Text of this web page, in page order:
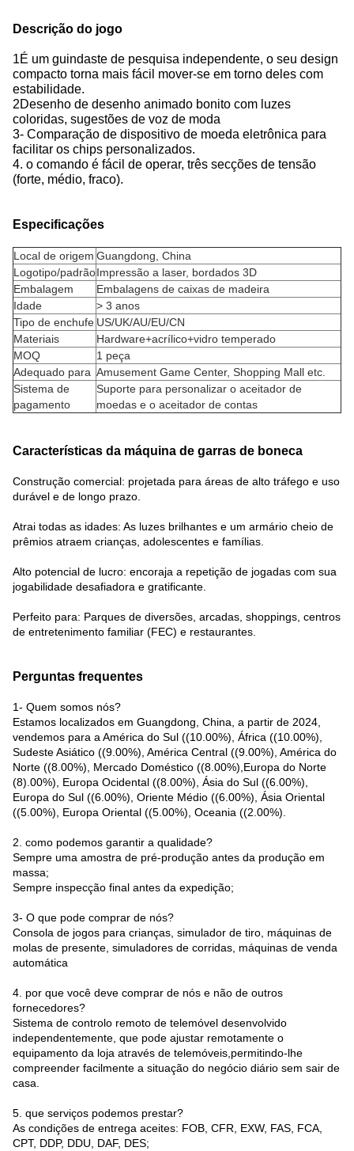
Descrição do jogo
1É um guindaste de pesquisa independente, o seu design
compacto torna mais fácil mover-se em torno deles com
estabilidade.
2Desenho de desenho animado bonito com luzes
coloridas, sugestões de voz de moda
3- Comparação de dispositivo de moeda eletrônica para
facilitar os chips personalizados.
4. o comando é fácil de operar, três secções de tensão
(forte, médio, fraco).
Especificações
Local de origem Guangdong, China
Logotipo/padrãoImpressão a laser, bordados 3D
Embalagem
Embalagens de caixas de madeira
Idade
> 3 anos
Tipo de enchufe US/UK/AU/EU/CN
Materiais
Hardware+acrílico+vidro temperado
MOQ
1 peça
Adequado para Amusement Game Center, Shopping Mall etc.
Sistema de
pagamento
Suporte para personalizar o aceitador de
moedas e o aceitador de contas
Características da máquina de garras de boneca
Construção comercial: projetada para áreas de alto tráfego e uso
durável e de longo prazo.
Atrai todas as idades: As luzes brilhantes e um armário cheio de
prêmios atraem crianças, adolescentes e famílias.
Alto potencial de lucro: encoraja a repetição de jogadas com sua
jogabilidade desafiadora e gratificante.
Perfeito para: Parques de diversões, arcadas, shoppings, centros
de entretenimento familiar (FEC) e restaurantes.
Perguntas frequentes
1- Quem somos nós?
Estamos localizados em Guangdong, China, a partir de 2024,
vendemos para a América do Sul ((10.00%), África ((10.00%),
Sudeste Asiático ((9.00%), América Central ((9.00%), América do
Norte ((8.00%), Mercado Doméstico ((8.00%),Europa do Norte
(8).00%), Europa Ocidental ((8.00%), Ásia do Sul ((6.00%),
Europa do Sul ((6.00%), Oriente Médio ((6.00%), Ásia Oriental
((5.00%), Europa Oriental ((5.00%), Oceania ((2.00%).
2. como podemos garantir a qualidade?
Sempre uma amostra de pré-produção antes da produção em
massa;
Sempre inspecção final antes da expedição;
3- O que pode comprar de nós?
Consola de jogos para crianças, simulador de tiro, máquinas de
molas de presente, simuladores de corridas, máquinas de venda
automática
4. por que você deve comprar de nós e não de outros
fornecedores?
Sistema de controlo remoto de telemóvel desenvolvido
independentemente, que pode ajustar remotamente o
equipamento da loja através de telemóveis,permitindo-lhe
compreender facilmente a situação do negócio diário sem sair de
casa.
5. que serviços podemos prestar?
As condições de entrega aceites: FOB, CFR, EXW, FAS, FCA,
CPT, DDP, DDU, DAF, DES;